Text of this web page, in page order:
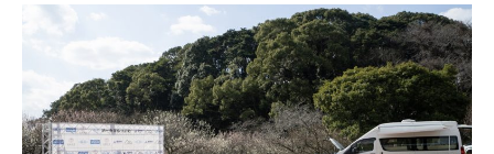
トップ
実例一覧